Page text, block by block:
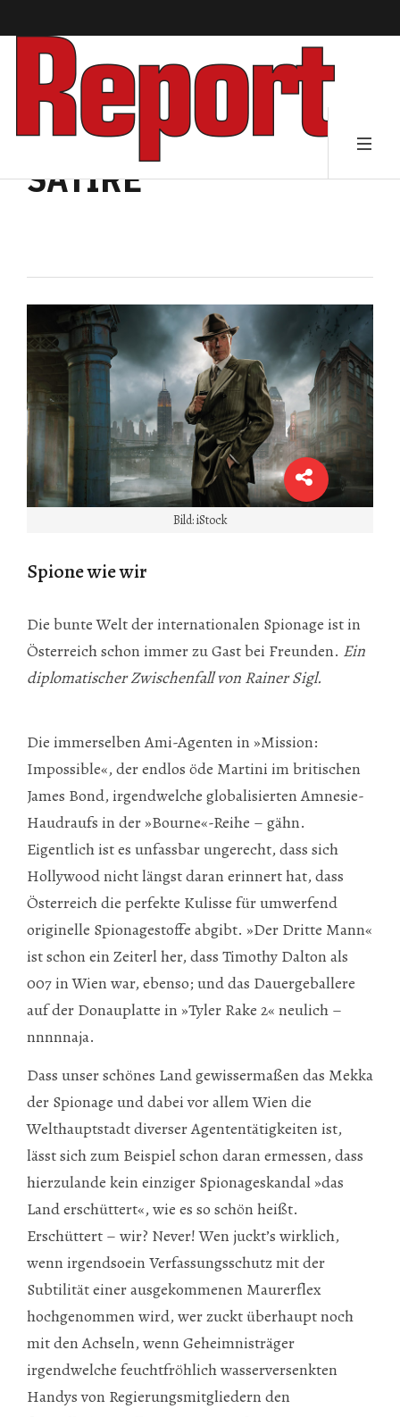
SATIRE
Bild: iStock
Spione wie wir
Die bunte Welt der internationalen Spionage ist in
Österreich schon immer zu Gast bei Freunden. Ein
diplomatischer Zwischenfall von Rainer Sigl.
Die immerselben Ami-Agenten in »Mission:
Impossible«, der endlos öde Martini im britischen
James Bond, irgendwelche globalisierten Amnesie-
Haudraufs in der »Bourne«-Reihe – gähn.
Eigentlich ist es unfassbar ungerecht, dass sich
Hollywood nicht längst daran erinnert hat, dass
Österreich die perfekte Kulisse für umwerfend
originelle Spionagestoffe abgibt. »Der Dritte Mann«
ist schon ein Zeiterl her, dass Timothy Dalton als
007 in Wien war, ebenso; und das Dauergeballere
auf der Donauplatte in »Tyler Rake 2« neulich –
nnnnnaja.
Dass unser schönes Land gewissermaßen das Mekka
der Spionage und dabei vor allem Wien die
Welthauptstadt diverser Agententätigkeiten ist,
lässt sich zum Beispiel schon daran ermessen, dass
hierzulande kein einziger Spionageskandal »das
Land erschüttert«, wie es so schön heißt.
Erschüttert – wir? Never! Wen juckt’s wirklich,
wenn irgendsoein Verfassungsschutz mit der
Subtilität einer ausgekommenen Maurerflex
hochgenommen wird, wer zuckt überhaupt noch
mit den Achseln, wenn Geheimnisträger
irgendwelche feuchtfröhlich wasserversenkten
Handys von Regierungsmitgliedern den